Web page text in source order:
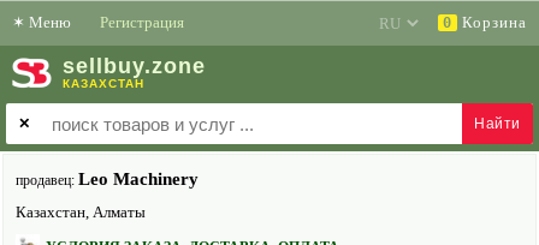
✶ Меню Регистрация 0 Корзина
sell buy.zone
КАЗАХСТАН
✕
продавец: Leo Machinery
Казахстан, Алматы